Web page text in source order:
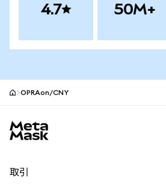
4.7 50M+
OPRAon/CNY
取引